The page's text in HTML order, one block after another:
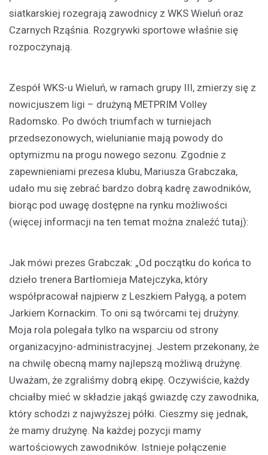
siatkarskiej rozegrają zawodnicy z WKS Wieluń oraz
Czarnych Rząśnia. Rozgrywki sportowe właśnie się
rozpoczynają.
Zespół WKS-u Wieluń, w ramach grupy III, zmierzy się z
nowicjuszem ligi – drużyną METPRIM Volley
Radomsko. Po dwóch triumfach w turniejach
przedsezonowych, wielunianie mają powody do
optymizmu na progu nowego sezonu. Zgodnie z
zapewnieniami prezesa klubu, Mariusza Grabczaka,
udało mu się zebrać bardzo dobrą kadrę zawodników,
biorąc pod uwagę dostępne na rynku możliwości
(więcej informacji na ten temat można znaleźć tutaj):
Jak mówi prezes Grabczak: „Od początku do końca to
dzieło trenera Bartłomieja Matejczyka, który
współpracował najpierw z Leszkiem Pałygą, a potem
Jarkiem Kornackim. To oni są twórcami tej drużyny.
Moja rola polegała tylko na wsparciu od strony
organizacyjno-administracyjnej. Jestem przekonany, że
na chwilę obecną mamy najlepszą możliwą drużynę.
Uważam, że zgraliśmy dobrą ekipę. Oczywiście, każdy
chciałby mieć w składzie jakąś gwiazdę czy zawodnika,
który schodzi z najwyższej półki. Cieszmy się jednak,
że mamy drużynę. Na każdej pozycji mamy
wartościowych zawodników. Istnieje połączenie